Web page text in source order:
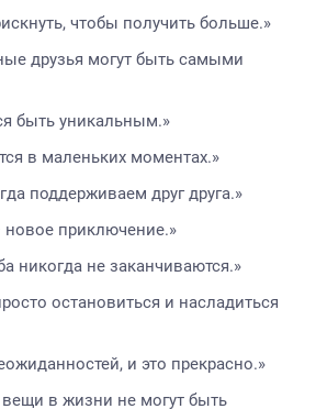
чтобы получить больше.»
друзья могут быть самыми
быть уникальным.»
в маленьких моментах.»
поддерживаем друг друга.»
приключение.»
никогда не заканчиваются.»
остановиться и насладиться
и это прекрасно.»
в жизни не могут быть